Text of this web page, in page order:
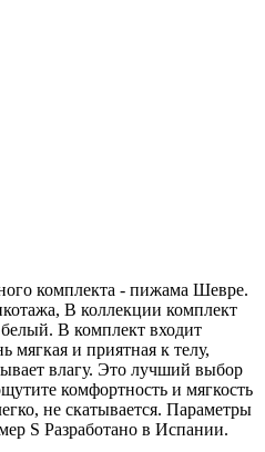
комплекта - пижама Шевре.
В коллекции комплект
В комплект входит
мягкая и приятная к телу,
влагу. Это лучший выбор
комфортность и мягкость
не скатывается. Параметры
S Paзpaботaно в Иcпaнии.